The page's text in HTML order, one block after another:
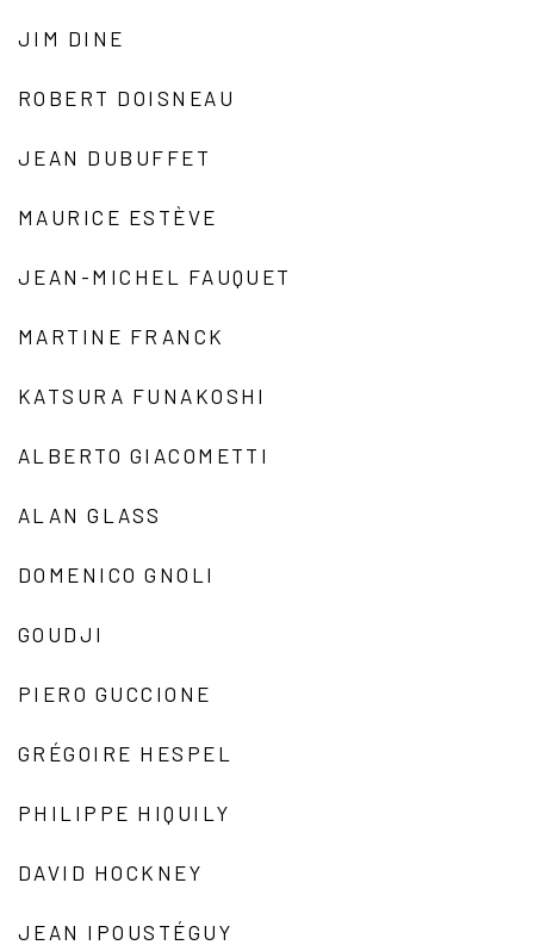
JIM DINE
ROBERT DOISNEAU
JEAN DUBUFFET
MAURICE ESTÈVE
JEAN-MICHEL FAUQUET
MARTINE FRANCK
KATSURA FUNAKOSHI
ALBERTO GIACOMETTI
ALAN GLASS
DOMENICO GNOLI
GOUDJI
PIERO GUCCIONE
GRÉGOIRE HESPEL
PHILIPPE HIQUILY
DAVID HOCKNEY
JEAN IPOUSTÉGUY